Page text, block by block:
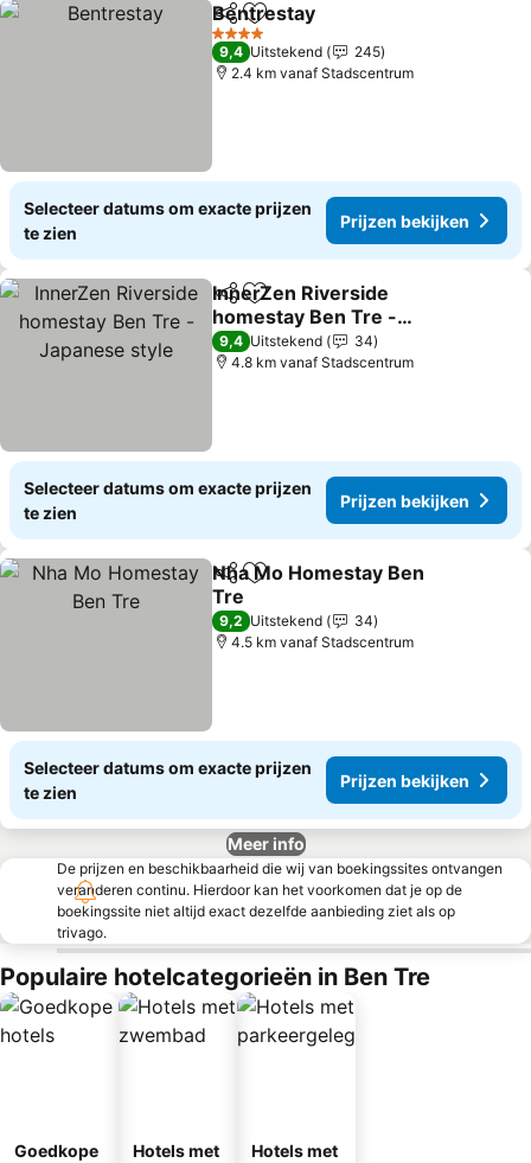
DelenToevoegen aan favorieten
Bentrestay
4 Sterren
9,4 Uitstekend
245
2.4 km vanaf Stadscentrum
Selecteer datums om exacte prijzen
te zien
Prijzen bekijken
DelenToevoegen aan favorieten
InnerZen Riverside
homestay Ben Tre -
Japanese style
9,4 Uitstekend
34
4.8 km vanaf Stadscentrum
Selecteer datums om exacte prijzen
te zien
Prijzen bekijken
DelenToevoegen aan favorieten
Nha Mo Homestay Ben
Tre
9,2 Uitstekend
34
4.5 km vanaf Stadscentrum
Selecteer datums om exacte prijzen
te zien
Prijzen bekijken
Meer info
De prijzen en beschikbaarheid die wij van boekingssites ontvangen
veranderen continu. Hierdoor kan het voorkomen dat je op de
boekingssite niet altijd exact dezelfde aanbieding ziet als op
trivago.
Populaire hotelcategorieën in Ben Tre
Goedkope
Hotels met
Hotels met